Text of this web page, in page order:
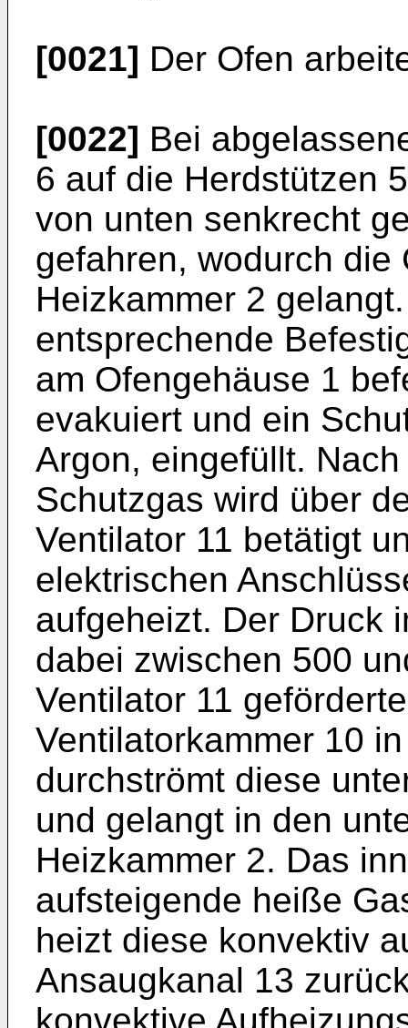
[0021] Der Ofen
[0022] Bei
6 auf die Herdstützen
von unten senkrecht
gefahren, wodurch die
Heizkammer 2
entsprechende
am Ofengehäuse 1
evakuiert und ein
Argon, eingefüllt.
Schutzgas wird über
Ventilator 11 betätigt
elektrischen
aufgeheizt. Der Druck
dabei zwischen 500
Ventilator 11
Ventilatorkammer 10
durchströmt diese
und gelangt in den
Heizkammer 2. Das
aufsteigende heiße
heizt diese konvektiv
Ansaugkanal 13